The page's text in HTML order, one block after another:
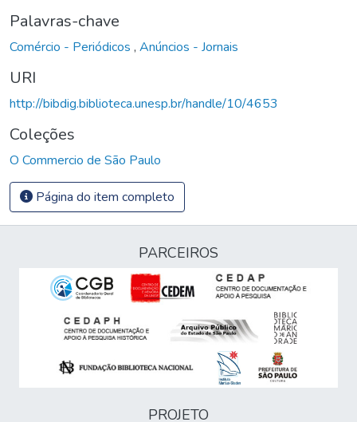
Palavras-chave
Comércio - Periódicos , Anúncios - Jornais
URI
http://bibdig.biblioteca.unesp.br/handle/10/4653
Coleções
O Commercio de São Paulo
Página do item completo
PARCEIROS
PROJETO